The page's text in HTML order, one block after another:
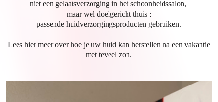
niet een gelaatsverzorging in het schoonheidssalon,
maar wel doelgericht thuis ;
passende huidverzorgingsproducten gebruiken.
Lees hier meer over hoe je uw huid kan herstellen na een vakantie
met teveel zon.